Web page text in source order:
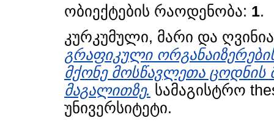
ობიექტების რაოდენობა: 1.
კურკუმული, მარი და
გრაფიკული
მქონე მოსწავლეთა ცოდნის
მაგალითზე. სამაგისტრო
უნივერსიტეტი.